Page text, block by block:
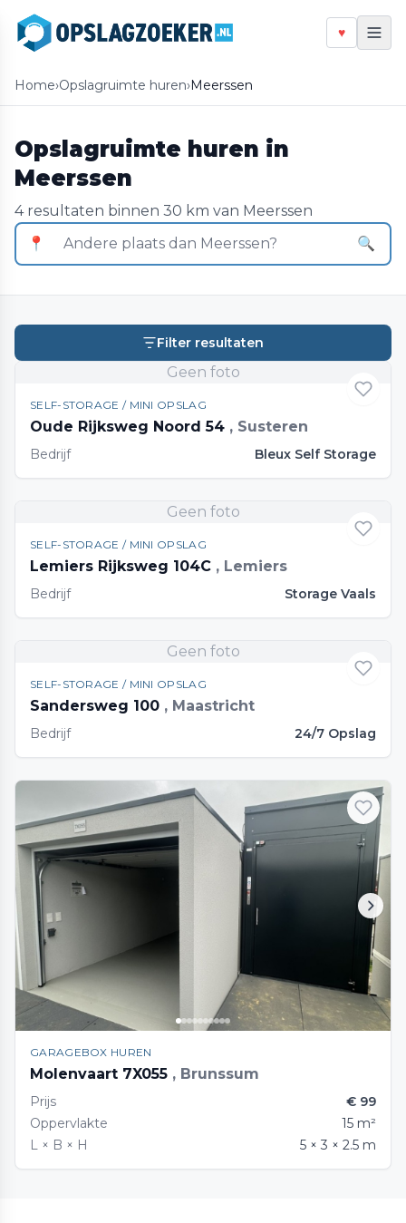
♥
Home›Opslagruimte huren›Meerssen
Opslagruimte huren in
Meerssen
4 resultaten binnen 30 km van Meerssen
📍
🔍
Filter resultaten
Geen foto
SELF-STORAGE / MINI OPSLAG
Oude Rijksweg Noord 54 , Susteren
Bedrijf Bleux Self Storage
Geen foto
SELF-STORAGE / MINI OPSLAG
Lemiers Rijksweg 104C , Lemiers
Bedrijf Storage Vaals
Geen foto
SELF-STORAGE / MINI OPSLAG
Sandersweg 100 , Maastricht
Bedrijf 24/7 Opslag
GARAGEBOX HUREN
Molenvaart 7X055 , Brunssum
Prijs
€ 99
Oppervlakte
15 m²
L × B × H
5 × 3 × 2.5 m